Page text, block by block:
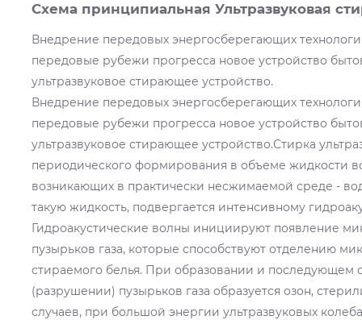
Схема принципиальная Ультразвуковая
Внедрение передовых энергосберегающих
передовые рубежи прогресса новое устройство
ультразвуковое стирающее устройство.
Внедрение передовых энергосберегающих
передовые рубежи прогресса новое устройство
ультразвуковое стирающее устройство.Стирка
периодического формирования в объеме жидкости
возникающих в практически несжимаемой среде -
такую жидкость, подвергается интенсивному
Гидроакустические волны инициируют появление
пузырьков газа, которые способствуют отделению
стираемого белья. При образовании и последующем
(разрушении) пузырьков газа образуется озон,
случаев, при большой энергии ультразвуковых